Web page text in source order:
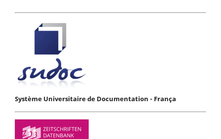
Système Universitaire de Documentation - França